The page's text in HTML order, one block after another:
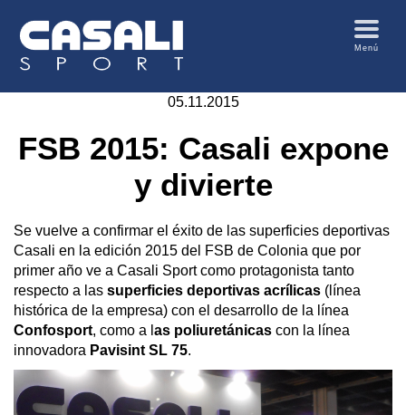
Menú
05.11.2015
FSB 2015: Casali expone
y divierte
Se vuelve a confirmar el éxito de las superficies deportivas
Casali en la edición 2015 del FSB de Colonia que por
primer año ve a Casali Sport como protagonista tanto
respecto a las superficies deportivas acrílicas (línea
histórica de la empresa) con el desarrollo de la línea
Confosport, como a l as poliuretánicas con la línea
innovadora Pavisint SL 75.